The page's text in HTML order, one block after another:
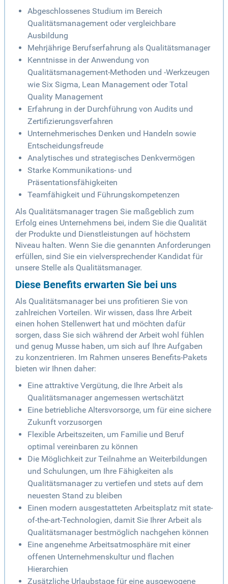
Abgeschlossenes Studium im Bereich
Qualitätsmanagement oder vergleichbare
Ausbildung
Mehrjährige Berufserfahrung als Qualitätsmanager
Kenntnisse in der Anwendung von
Qualitätsmanagement-Methoden und -Werkzeugen
wie Six Sigma, Lean Management oder Total
Quality Management
Erfahrung in der Durchführung von Audits und
Zertifizierungsverfahren
Unternehmerisches Denken und Handeln sowie
Entscheidungsfreude
Analytisches und strategisches Denkvermögen
Starke Kommunikations- und
Präsentationsfähigkeiten
Teamfähigkeit und Führungskompetenzen
Als Qualitätsmanager tragen Sie maßgeblich zum
Erfolg eines Unternehmens bei, indem Sie die Qualität
der Produkte und Dienstleistungen auf höchstem
Niveau halten. Wenn Sie die genannten Anforderungen
erfüllen, sind Sie ein vielversprechender Kandidat für
unsere Stelle als Qualitätsmanager.
Diese Benefits erwarten Sie bei uns
Als Qualitätsmanager bei uns profitieren Sie von
zahlreichen Vorteilen. Wir wissen, dass Ihre Arbeit
einen hohen Stellenwert hat und möchten dafür
sorgen, dass Sie sich während der Arbeit wohl fühlen
und genug Musse haben, um sich auf Ihre Aufgaben
zu konzentrieren. Im Rahmen unseres Benefits-Pakets
bieten wir Ihnen daher:
Eine attraktive Vergütung, die Ihre Arbeit als
Qualitätsmanager angemessen wertschätzt
Eine betriebliche Altersvorsorge, um für eine sichere
Zukunft vorzusorgen
Flexible Arbeitszeiten, um Familie und Beruf
optimal vereinbaren zu können
Die Möglichkeit zur Teilnahme an Weiterbildungen
und Schulungen, um Ihre Fähigkeiten als
Qualitätsmanager zu vertiefen und stets auf dem
neuesten Stand zu bleiben
Einen modern ausgestatteten Arbeitsplatz mit state-
of-the-art-Technologien, damit Sie Ihrer Arbeit als
Qualitätsmanager bestmöglich nachgehen können
Eine angenehme Arbeitsatmosphäre mit einer
offenen Unternehmenskultur und flachen
Hierarchien
Zusätzliche Urlaubstage für eine ausgewogene